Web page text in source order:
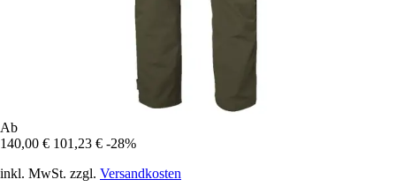
Ab
140,00 € 101,23 € -28%
inkl. MwSt. zzgl. Versandkosten